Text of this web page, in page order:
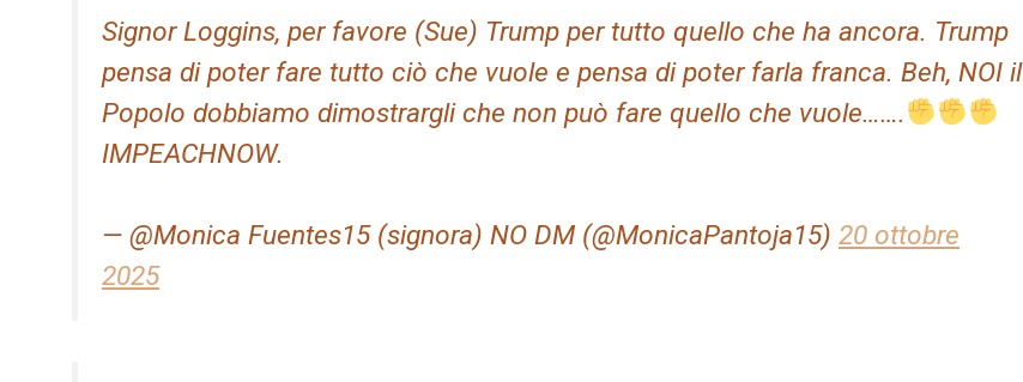
Signor Loggins, per favore (Sue) Trump per tutto quello che ha ancora. Trump
pensa di poter fare tutto ciò che vuole e pensa di poter farla franca. Beh, NOI il
Popolo dobbiamo dimostrargli che non può fare quello che vuole…….
IMPEACHNOW.
— @Monica Fuentes15 (signora) NO DM (@MonicaPantoja15) 20 ottobre
2025